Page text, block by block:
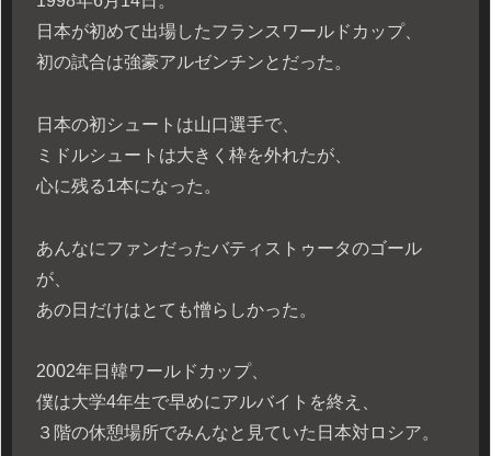
日本が初めて出場したフランスワールドカップ、
初の試合は強豪アルゼンチンとだった。
日本の初シュートは山口選手で、
ミドルシュートは大きく枠を外れたが、
心に残る1本になった。
あんなにファンだったバティストゥータのゴール
が、
あの日だけはとても憎らしかった。
2002年日韓ワールドカップ、
僕は大学4年生で早めにアルバイトを終え、
３階の休憩場所でみんなと見ていた日本対ロシア。